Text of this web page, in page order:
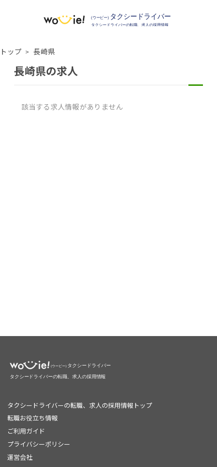
トップ 長崎県
長崎県の求人
該当する求人情報がありません
タクシードライバーの転職、求人の採用情報トップ
転職お役立ち情報
ご利用ガイド
プライバシーポリシー
運営会社